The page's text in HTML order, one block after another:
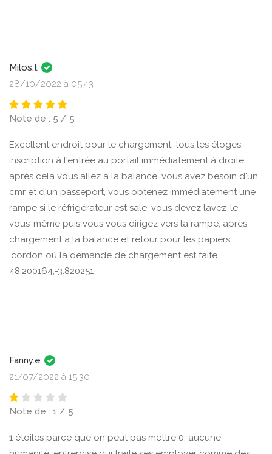
Milos.t
28/10/2022 à 05:43
Note de : 5 / 5
Excellent endroit pour le chargement, tous les éloges,
inscription à l'entrée au portail immédiatement à droite,
après cela vous allez à la balance, vous avez besoin d'un
cmr et d'un passeport, vous obtenez immédiatement une
rampe si le réfrigérateur est sale, vous devez lavez-le
vous-même puis vous vous dirigez vers la rampe, après
chargement à la balance et retour pour les papiers
.cordon où la demande de chargement est faite
48.200164,-3.820251
Fanny.e
21/07/2022 à 15:30
Note de : 1 / 5
1 étoiles parce que on peut pas mettre 0, aucune